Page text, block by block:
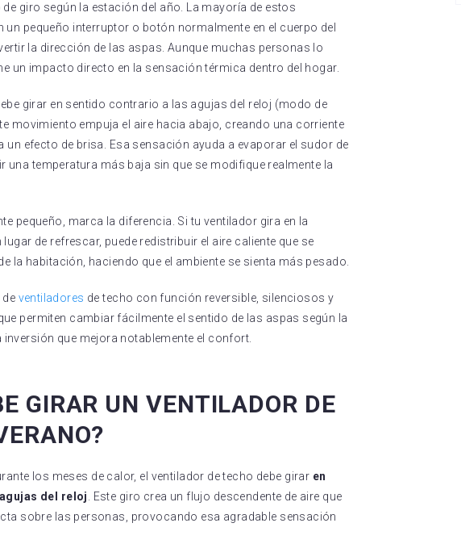
giro según la estación del año. La mayoría de estos
pequeño interruptor o botón normalmente en el cuerpo del
la dirección de las aspas. Aunque muchas personas lo
un impacto directo en la sensación térmica dentro del hogar.
girar en sentido contrario a las agujas del reloj (modo de
movimiento empuja el aire hacia abajo, creando una corriente
un efecto de brisa. Esa sensación ayuda a evaporar el sudor de
una temperatura más baja sin que se modifique realmente la
pequeño, marca la diferencia. Si tu ventilador gira en la
de refrescar, puede redistribuir el aire caliente que se
la habitación, haciendo que el ambiente se sienta más pesado.
ventiladores de techo con función reversible, silenciosos y
permiten cambiar fácilmente el sentido de las aspas según la
inversión que mejora notablemente el confort.
GIRAR UN VENTILADOR DE
los meses de calor, el ventilador de techo debe girar en
del reloj
. Este giro crea un flujo descendente de aire que
sobre las personas, provocando esa agradable sensación